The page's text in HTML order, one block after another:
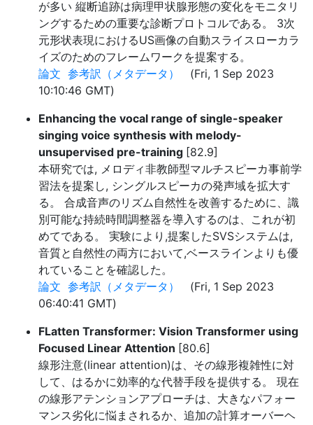
が多い 縦断追跡は病理甲状腺形態の変化をモニタリ
ングするための重要な診断プロトコルである。 3次
元形状表現におけるUS画像の自動スライスローカラ
イズのためのフレームワークを提案する。
論文 参考訳（メタデータ）
(Fri, 1 Sep 2023
10:10:46 GMT)
Enhancing the vocal range of single-speaker
singing voice synthesis with melody-
unsupervised pre-training [82.9]
本研究では, メロディ非教師型マルチスピーカ事前学
習法を提案し, シングルスピーカの発声域を拡大す
る。 合成音声のリズム自然性を改善するために、識
別可能な持続時間調整器を導入するのは、これが初
めてである。 実験により,提案したSVSシステムは,
音質と自然性の両方において,ベースラインよりも優
れていることを確認した。
論文 参考訳（メタデータ）
(Fri, 1 Sep 2023
06:40:41 GMT)
FLatten Transformer: Vision Transformer using
Focused Linear Attention [80.6]
線形注意(linear attention)は、その線形複雑性に対
して、はるかに効率的な代替手段を提供する。 現在
の線形アテンションアプローチは、大きなパフォー
マンス劣化に悩まされるか、追加の計算オーバーヘ